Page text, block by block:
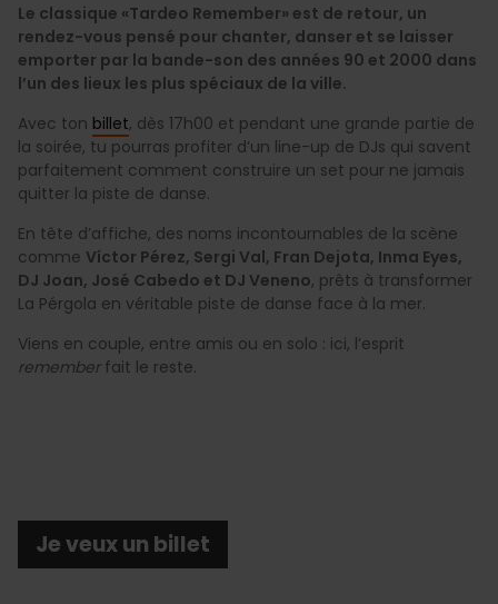
Le classique «Tardeo Remember» est de retour, un
rendez-vous pensé pour chanter, danser et se laisser
emporter par la bande-son des années 90 et 2000 dans
l’un des lieux les plus spéciaux de la ville.
Avec ton billet, dès 17h00 et pendant une grande partie de
la soirée, tu pourras profiter d’un line-up de DJs qui savent
parfaitement comment construire un set pour ne jamais
quitter la piste de danse.
En tête d’affiche, des noms incontournables de la scène
comme Víctor Pérez, Sergi Val, Fran Dejota, Inma Eyes,
DJ Joan, José Cabedo et DJ Veneno, prêts à transformer
La Pérgola en véritable piste de danse face à la mer.
Viens en couple, entre amis ou en solo : ici, l’esprit
remember fait le reste.
Je veux un billet